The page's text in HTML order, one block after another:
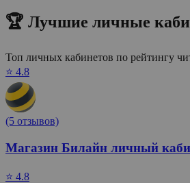
🏆 Лучшие личные
Топ личных кабинетов по рейтингу
⭐ 4.8
(5 отзывов)
Магазин Билайн личный
⭐ 4.8